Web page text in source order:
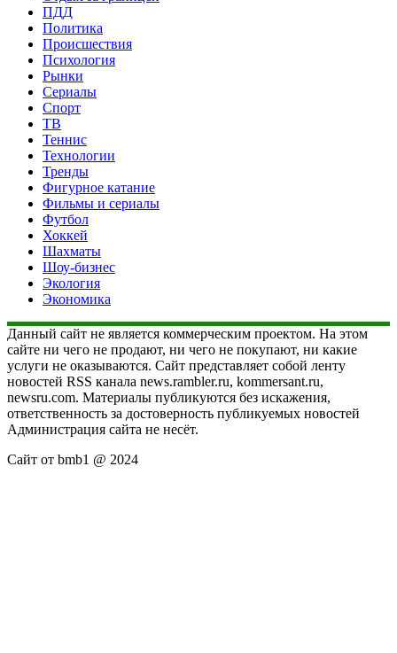
ПДД
Политика
Происшествия
Психология
Рынки
Сериалы
Спорт
ТВ
Теннис
Технологии
Тренды
Фигурное катание
Фильмы и сериалы
Футбол
Хоккей
Шахматы
Шоу-бизнес
Экология
Экономика
Данный сайт не является коммерческим проектом. На этом
сайте ни чего не продают, ни чего не покупают, ни какие
услуги не оказываются. Сайт представляет собой ленту
новостей RSS канала news.rambler.ru, kommersant.ru,
newsru.com. Материалы публикуются без искажения,
ответственность за достоверность публикуемых новостей
Администрация сайта не несёт.
Сайт от bmb1 @ 2024